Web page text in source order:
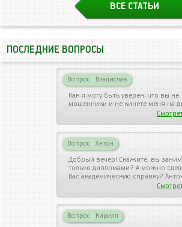
ВСЕ СТАТЬИ
ПОСЛЕДНИЕ ВОПРОСЫ
Вопрос | Владислав
Как я могу быть уверен, что вы не
мошенники и не кинете меня на
Вопрос | Антон
Добрый вечер! Скажите, вы
только дипломами? А можно
Вас академическую справку?
Вопрос | Кирилл